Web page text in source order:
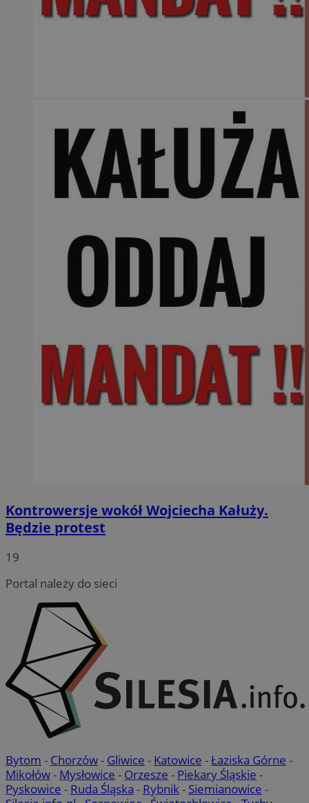
Kontrowersje wokół Wojciecha Kałuży.
Będzie protest
19
Portal należy do sieci
Bytom - Chorzów- Gliwice - Katowice -Łaziska Górne -
Mikołów- Mysłowice - Orzesze - Piekary Śląskie -
Pyskowice - Ruda Śląska - Rybnik- Siemianowice -